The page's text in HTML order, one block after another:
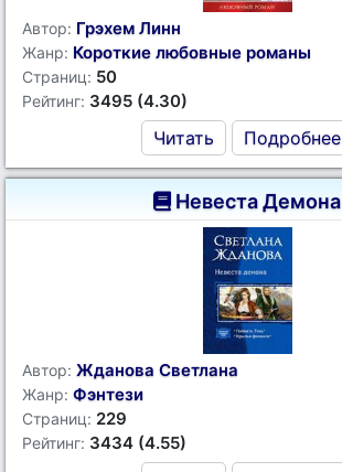
Автор: Грэхем Линн
Жанр: Короткие любовные романы
Страниц: 50
Рейтинг: 3495 (4.30)
Читать Подробнее
Невеста Демона
Автор: Жданова Светлана
Жанр: Фэнтези
Страниц: 229
Рейтинг: 3434 (4.55)